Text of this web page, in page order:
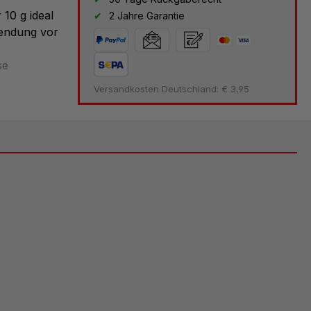
2 Jahre Garantie
Versandkosten Deutschland: € 3,95
g ideal
vor